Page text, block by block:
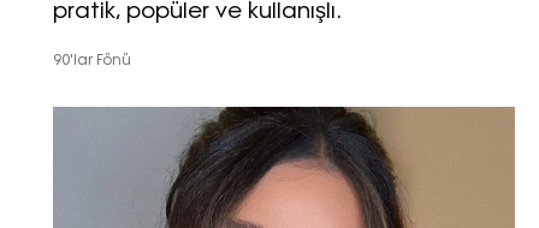
Turkuvaz Haberleşme ve Yayıncılık
A.Ş. tarafından
https://vogue.com.tr/
internet sitesi
üzerinden sunulan ürün ve
pratik, popüler ve kullanışlı.
90'lar Fönü